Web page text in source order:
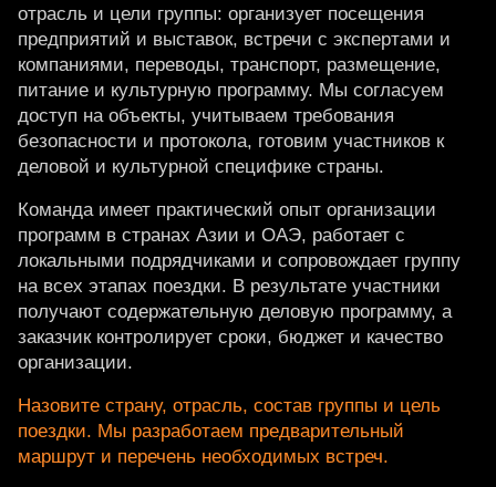
отрасль и цели группы: организует посещения
предприятий и выставок, встречи с экспертами и
компаниями, переводы, транспорт, размещение,
питание и культурную программу. Мы согласуем
доступ на объекты, учитываем требования
безопасности и протокола, готовим участников к
деловой и культурной специфике страны.
Команда имеет практический опыт организации
программ в странах Азии и ОАЭ, работает с
локальными подрядчиками и сопровождает группу
на всех этапах поездки. В результате участники
получают содержательную деловую программу, а
заказчик контролирует сроки, бюджет и качество
организации.
Назовите страну, отрасль, состав группы и цель
поездки. Мы разработаем предварительный
маршрут и перечень необходимых встреч.